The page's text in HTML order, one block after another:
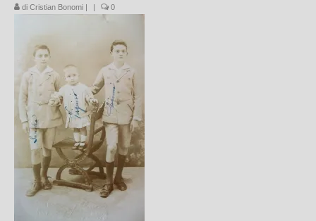
FAQ
Contatti
di Cristian Bonomi | | 0